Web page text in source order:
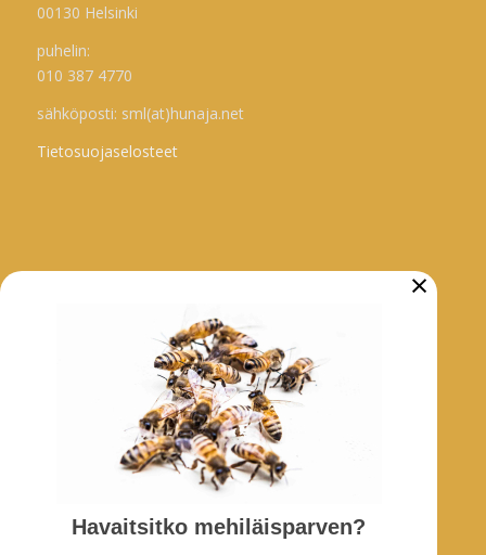
00130 Helsinki
puhelin:
010 387 4770
sähköposti: sml(at)hunaja.net
Tietosuojaselosteet
Facebook-ryhmä
Havaitsitko mehiläisparven?
×